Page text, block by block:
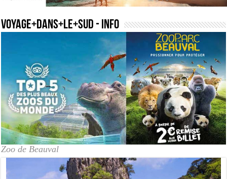
voyage+dans+le+sud - Info
Zoo de Beauval